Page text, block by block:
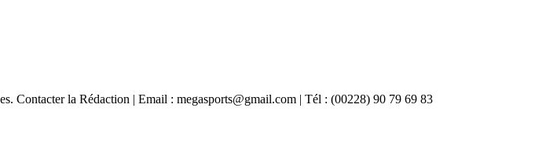
Contacter la Rédaction | Email : megasports@gmail.com | Tél : (00228) 90 79 69 83